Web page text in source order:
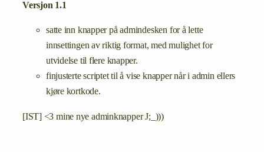
Versjon 1.1
satte inn knapper på admindesken for å lette
innsettingen av riktig format, med mulighet for
utvidelse til flere knapper.
finjusterte scriptet til å vise knapper når i admin ellers
kjøre kortkode.
[IST] <3 mine nye adminknapper J;_)))